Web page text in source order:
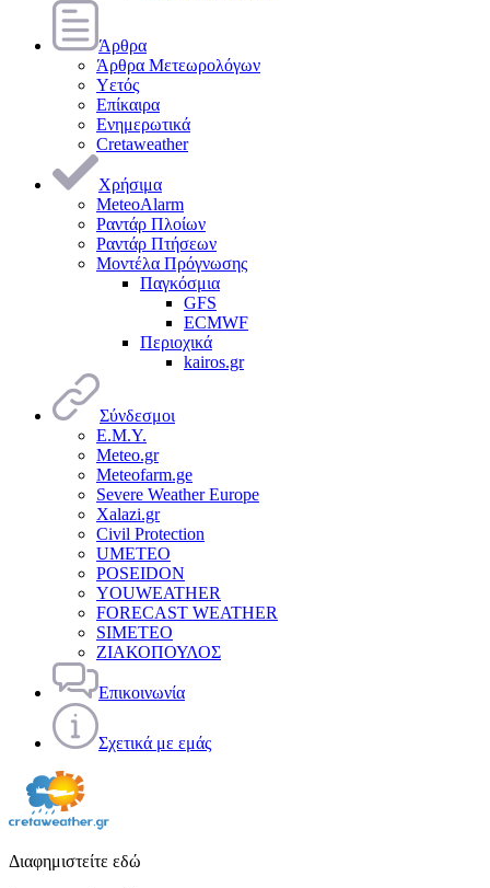
Άρθρα
Άρθρα Μετεωρολόγων
Υετός
Επίκαιρα
Ενημερωτικά
Cretaweather
Χρήσιμα
MeteoAlarm
Ραντάρ Πλοίων
Ραντάρ Πτήσεων
Μοντέλα Πρόγνωσης
Παγκόσμια
GFS
ECMWF
Περιοχικά
kairos.gr
Σύνδεσμοι
Ε.Μ.Υ.
Meteo.gr
Meteofarm.ge
Severe Weather Europe
Xalazi.gr
Civil Protection
UMETEO
POSEIDON
YOUWEATHER
FORECAST WEATHER
SIMETEO
ΖΙΑΚΟΠΟΥΛΟΣ
Επικοινωνία
Σχετικά με εμάς
Διαφημιστείτε εδώ